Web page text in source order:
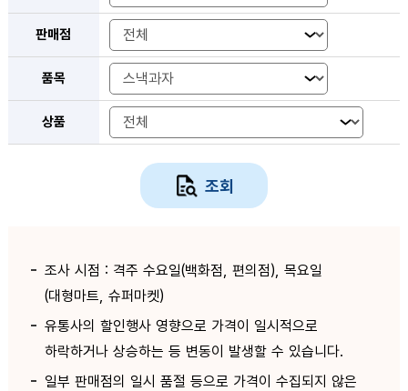
판매점
품목
상품
조회
조사 시점 : 격주 수요일(백화점, 편의점), 목요일
(대형마트, 슈퍼마켓)
유통사의 할인행사 영향으로 가격이 일시적으로
하락하거나 상승하는 등 변동이 발생할 수 있습니다.
일부 판매점의 일시 품절 등으로 가격이 수집되지 않은